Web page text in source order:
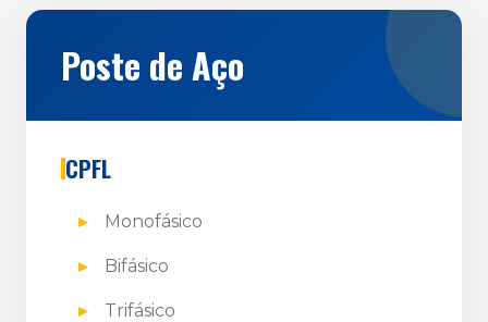
Poste de Aço
CPFL
Monofásico
Bifásico
Trifásico